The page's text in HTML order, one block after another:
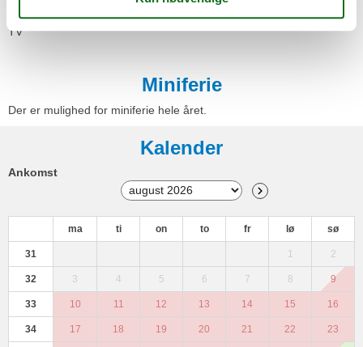
Støvsuger
TV
Miniferie
Der er mulighed for miniferie hele året.
Kalender
Ankomst
ma ti on to fr lø sø
31 1 2
32 3 4 5 6 7 8 9
33 10 11 12 13 14 15 16
34 17 18 19 20 21 22 23